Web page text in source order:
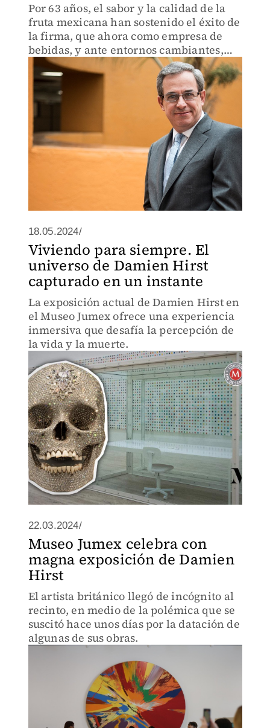
Por 63 años, el sabor y la calidad de la
fruta mexicana han sostenido el éxito de
la firma, que ahora como empresa de
bebidas, y ante entornos cambiantes,
busca consolidar su legado de inversión
y compromiso con el país.
18.05.2024/
Viviendo para siempre. El
universo de Damien Hirst
capturado en un instante
La exposición actual de Damien Hirst en
el Museo Jumex ofrece una experiencia
inmersiva que desafía la percepción de
la vida y la muerte.
22.03.2024/
Museo Jumex celebra con
magna exposición de Damien
Hirst
El artista británico llegó de incógnito al
recinto, en medio de la polémica que se
suscitó hace unos días por la datación de
algunas de sus obras.